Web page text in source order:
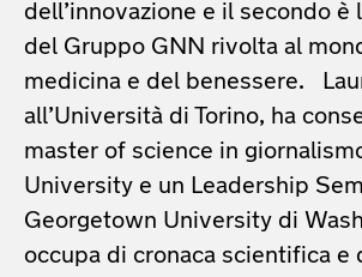
dell’innovazione e il secondo è
del Gruppo GNN rivolta al
medicina e del benessere.
all’Università di Torino, ha
master of science in
University e un Leadership
Georgetown University di
occupa di cronaca scientifica e